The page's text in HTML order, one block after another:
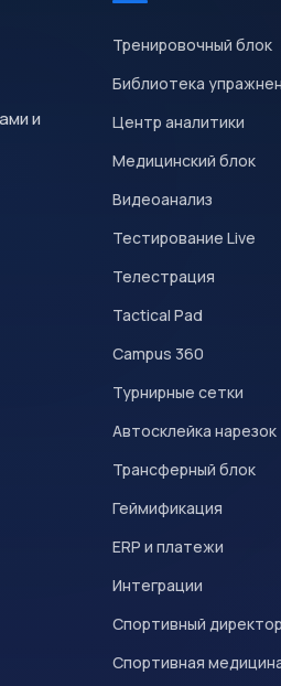
и
Тренировочный блок
Библиотека
Центр аналитики
Медицинский блок
Видеоанализ
Тестирование Live
Телестрация
Tactical Pad
Campus 360
Турнирные сетки
Автосклейка нарезок
Трансферный блок
Геймификация
ERP и платежи
Интеграции
Спортивный директор
Спортивная